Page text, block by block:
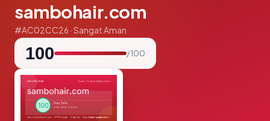
sambohair.com
#AC02CC26 · Sangat Aman
100 / 100